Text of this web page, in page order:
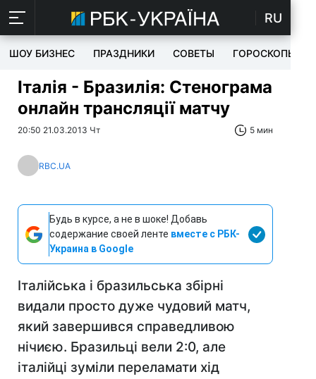
RU
ШОУ БИЗНЕС ПРАЗДНИКИ СОВЕТЫ ГОРОСКОПЫ
Італія - Бразилія: Стенограма
онлайн трансляції матчу
20:50 21.03.2013 Чт 5 мин
RBC.UA
Будь в курсе, а не в шоке! Добавь
содержание своей ленте вместе с РБК-
Украина в Google
Італійська і бразильська збірні
видали просто дуже чудовий матч,
який завершився справедливою
нічиєю. Бразильці вели 2:0, але
італійці зуміли переламати хід